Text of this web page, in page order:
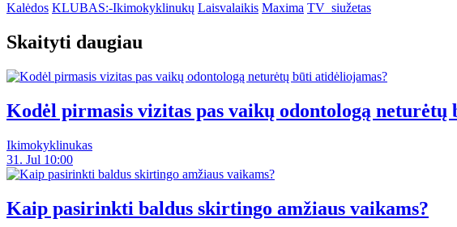
Kalėdos KLUBAS:-Ikimokyklinukų Laisvalaikis Maxima TV_siužetas
Skaityti daugiau
Kodėl pirmasis vizitas pas vaikų odontologą neturėtų
Ikimokyklinukas
31. Jul 10:00
Kaip pasirinkti baldus skirtingo amžiaus vaikams?